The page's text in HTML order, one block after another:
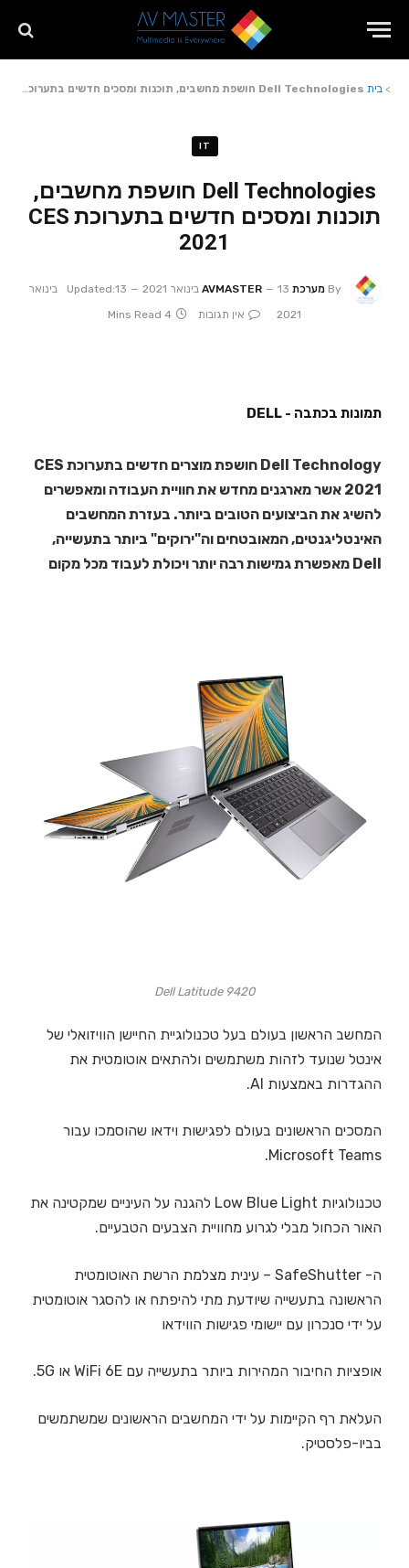
> בית Dell Technologies חושפת מחשבים, תוכנות ומסכים חדשים בתערוכת CES 2021
IT
Dell Technologies חושפת מחשבים,
תוכנות ומסכים חדשים בתערוכת CES
2021
By מערכת AVMASTER 13 בינואר 2021 Updated:
13 בינואר
2021
אין תגובות 4 Mins Read
תמונות בכתבה - DELL
Dell Technology חושפת מוצרים חדשים בתערוכת CES
2021 אשר מארגנים מחדש את חוויית העבודה ומאפשרים
להשיג את הביצועים הטובים ביותר. בעזרת המחשבים
האינטליגנטים, המאובטחים וה"ירוקים" ביותר בתעשייה,
Dell מאפשרת גמישות רבה יותר ויכולת לעבוד מכל מקום
Dell Latitude 9420
המחשב הראשון בעולם בעל טכנולוגיית החיישן הוויזואלי של
אינטל שנועד לזהות משתמשים ולהתאים אוטומטית את
ההגדרות באמצעות AI.
המסכים הראשונים בעולם לפגישות וידאו שהוסמכו עבור
Microsoft Teams.
טכנולוגיות Low Blue Light להגנה על העיניים שמקטינה את
האור הכחול מבלי לגרוע מחוויית הצבעים הטבעיים.
ה- SafeShutter – עינית מצלמת הרשת האוטומטית
הראשונה בתעשייה שיודעת מתי להיפתח או להסגר אוטומטית
על ידי סנכרון עם יישומי פגישות הווידאו
אופציות החיבור המהירות ביותר בתעשייה עם WiFi 6E או 5G.
העלאת רף הקיימות על ידי המחשבים הראשונים שמשתמשים
בביו-פלסטיק.